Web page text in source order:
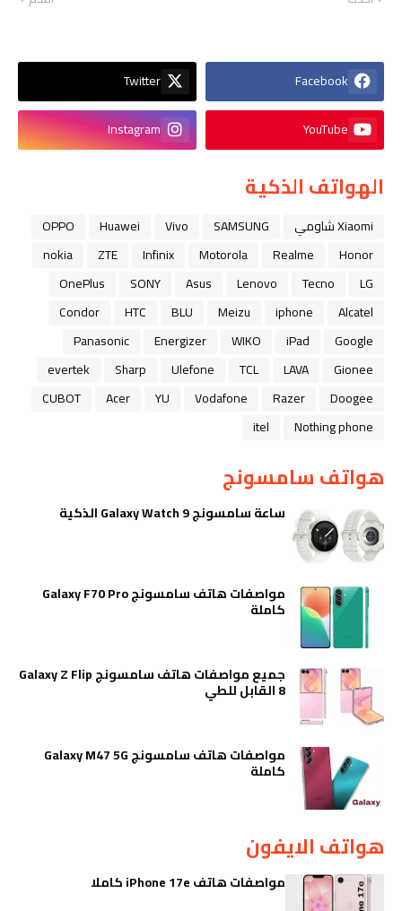
Facebook
Twitter
YouTube
Instagram
الهواتف الذكية
Xiaomi شاومي SAMSUNG
Vivo
Huawei
OPPO
Honor
Realme
Motorola
Infinix
ZTE
nokia
LG
Tecno
Lenovo
Asus
SONY
OnePlus
Alcatel
iphone
Meizu
BLU
HTC
Condor
Google
iPad
WIKO
Energizer
Panasonic
Gionee
LAVA
TCL
Ulefone
Sharp
evertek
Doogee
Razer
Vodafone
YU
Acer
CUBOT
Nothing phone
itel
هواتف سامسونج
ساعة سامسونج Galaxy Watch 9 الذكية
مواصفات هاتف سامسونج Galaxy F70 Pro
كاملة
جميع مواصفات هاتف سامسونج Galaxy Z Flip
8 القابل للطي
مواصفات هاتف سامسونج Galaxy M47 5G
كاملة
هواتف الايفون
مواصفات هاتف iPhone 17e كاملا